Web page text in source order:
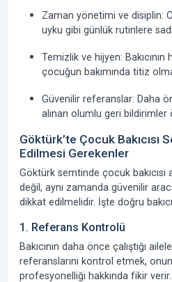
Zaman yönetimi ve disiplin:
uyku gibi günlük rutinlere
Temizlik ve hijyen:
çocuğun bakımında titiz
Güvenilir referanslar: Daha
alınan olumlu geri
Göktürk’te Çocuk Bakıcısı
Edilmesi Gerekenler
Göktürk semtinde çocuk
değil, aynı zamanda güvenilir
dikkat edilmelidir. İşte doğru
1. Referans Kontrolü
Bakıcının daha önce çalıştığı
referanslarını kontrol etmek,
profesyonelliği hakkında fikir verir.